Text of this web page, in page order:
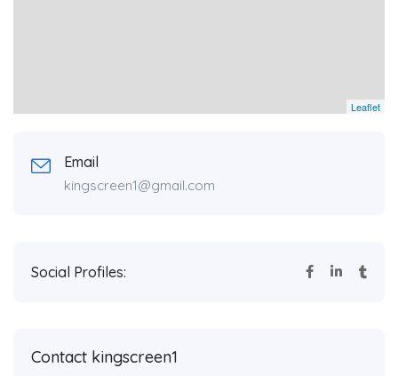
Leaflet
Email
kingscreen1@gmail.com
Social Profiles:
Contact kingscreen1